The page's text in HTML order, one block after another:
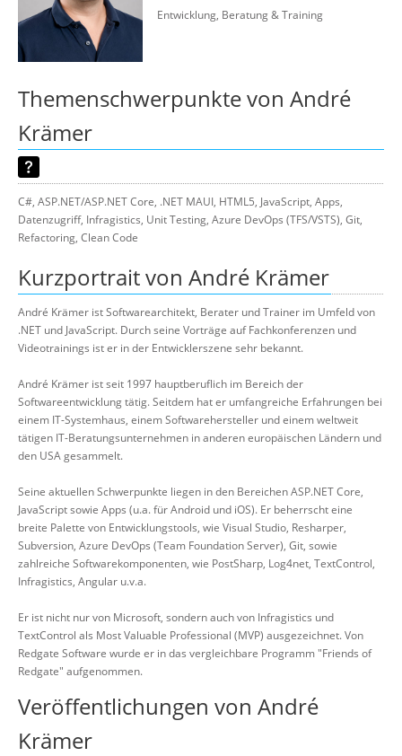
Entwicklung, Beratung & Training
Themenschwerpunkte von André
Krämer
C#, ASP.NET/ASP.NET Core, .NET MAUI, HTML5, JavaScript, Apps,
Datenzugriff, Infragistics, Unit Testing, Azure DevOps (TFS/VSTS), Git,
Refactoring, Clean Code
Kurzportrait von André Krämer
André Krämer ist Softwarearchitekt, Berater und Trainer im Umfeld von
.NET und JavaScript. Durch seine Vorträge auf Fachkonferenzen und
Videotrainings ist er in der Entwicklerszene sehr bekannt.
André Krämer ist seit 1997 hauptberuflich im Bereich der
Softwareentwicklung tätig. Seitdem hat er umfangreiche Erfahrungen bei
einem IT-Systemhaus, einem Softwarehersteller und einem weltweit
tätigen IT-Beratungsunternehmen in anderen europäischen Ländern und
den USA gesammelt.
Seine aktuellen Schwerpunkte liegen in den Bereichen ASP.NET Core,
JavaScript sowie Apps (u.a. für Android und iOS). Er beherrscht eine
breite Palette von Entwicklungstools, wie Visual Studio, Resharper,
Subversion, Azure DevOps (Team Foundation Server), Git, sowie
zahlreiche Softwarekomponenten, wie PostSharp, Log4net, TextControl,
Infragistics, Angular u.v.a.
Er ist nicht nur von Microsoft, sondern auch von Infragistics und
TextControl als Most Valuable Professional (MVP) ausgezeichnet. Von
Redgate Software wurde er in das vergleichbare Programm "Friends of
Redgate" aufgenommen.
Veröffentlichungen von André
Krämer